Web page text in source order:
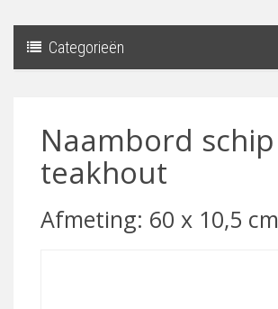
Categorieën
Naambord schip
teakhout
Afmeting: 60 x 10,5 cm